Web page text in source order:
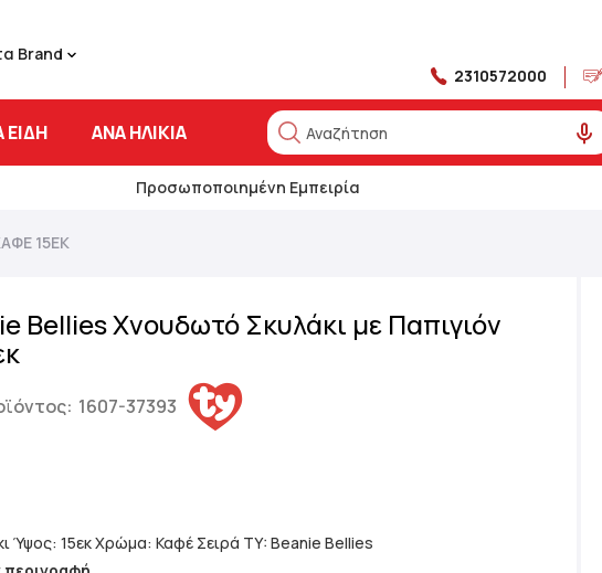
Brand
2310572000
ΕΊΔΗ ΑΝΆ ΗΛΙΚΊΑ
Αναζήτηση
Αναζήτηση
Προσωποποιημένη Εμπειρία
15ΕΚ
Bellies Χνουδωτό Σκυλάκι με Παπιγιόν
1607-37393
Ζωάκι: Σκυλάκι Ύψος: 15εκ Χρώμα: Καφέ Σειρά TY: Beanie Bellies